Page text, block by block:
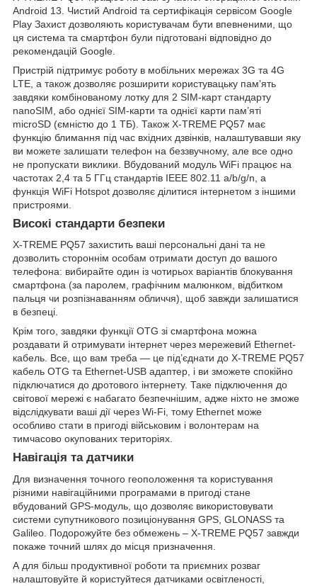
Android 13. Чистий Android та сертифікація сервісом Google
Play Захист дозволяють користувачам бути впевненими, що
ця система та смартфон були підготовані відповідно до
рекомендацій Google.
Пристрій підтримує роботу в мобільних мережах 3G та 4G
LTE, а також дозволяє розширити користувацьку пам’ять
завдяки комбінованому лотку для 2 SIM-карт стандарту
nanoSIM, або однієї SIM-карти та однієї карти пам’яті
microSD (ємністю до 1 ТБ). Також X-TREME PQ57 має
функцію блимання під час вхідних дзвінків, налаштувавши яку
ви можете залишати телефон на беззвучному, але все одно
не пропускати виклики. Вбудований модуль WiFi працює на
частотах 2,4 та 5 ГГц стандартів IEEE 802.11 a/b/g/n, а
функція WiFi Hotspot дозволяє ділитися інтернетом з іншими
пристроями.
Високі стандарти безпеки
X-TREME PQ57 захистить ваші персональні дані та не
дозволить стороннім особам отримати доступ до вашого
телефона: вибирайте один із чотирьох варіантів блокування
смартфона (за паролем, графічним малюнком, відбитком
пальця чи розпізнаванням обличчя), щоб завжди залишатися
в безпеці.
Крім того, завдяки функції OTG зі смартфона можна
роздавати й отримувати інтернет через мережевий Ethernet-
кабель. Все, що вам треба — це під’єднати до X-TREME PQ57
кабель OTG та Ethernet-USB адаптер, і ви зможете спокійно
підключатися до дротового інтернету. Таке підключення до
світової мережі є набагато безпечнішим, адже ніхто не зможе
відслідкувати ваші дії через Wi-Fi, тому Ethernet може
особливо стати в пригоді військовим і волонтерам на
тимчасово окупованих територіях.
Навігація та датчики
Для визначення точного геоположення та користування
різними навігаційними програмами в пригоді стане
вбудований GPS-модуль, що дозволяє використовувати
системи супутникового позиціонування GPS, GLONASS та
Galileo. Подорожуйте без обмежень – X-TREME PQ57 завжди
покаже точний шлях до місця призначення.
А для більш продуктивної роботи та приємних розваг
налаштовуйте й користуйтеся датчиками освітленості,